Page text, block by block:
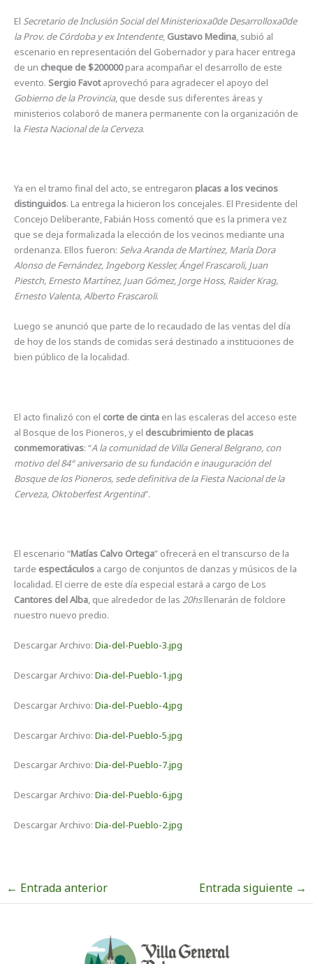
El Secretario de Inclusión Social del Ministerioxa0de Desarrolloxa0de
la Prov. de Córdoba y ex Intendente, Gustavo Medina, subió al
escenario en representación del Gobernador y para hacer entrega
de un cheque de $200000para acompañar el desarrollo de este
evento.Sergio Favotaprovechó para agradecer el apoyo del
Gobierno de la Provincia, que desde sus diferentes áreas y
ministerios colaboró de manera permanente con la organización de
la Fiesta Nacional de la Cerveza.
Ya en el tramo final del acto, se entregaronplacas a los vecinos
distinguidos. La entrega la hicieron los concejales. El Presidente del
Concejo Deliberante, Fabián Hoss comentó que es la primera vez
que se deja formalizada la elección de los vecinos mediante una
ordenanza. Ellos fueron: Selva Aranda de Martínez, María Dora
Alonso de Fernández, Ingeborg Kessler, Ángel Frascaroli, Juan
Piestch, Ernesto Martínez, Juan Gómez, Jorge Hoss, Raider Krag,
Ernesto Valenta, Alberto Frascaroli.
Luego se anunció que parte de lo recaudado de las ventas del día
de hoy de los stands de comidas será destinado a instituciones de
bien público de la localidad.
El acto finalizó con el corte de cinta en las escaleras del acceso este
al Bosque de los Pioneros, y el descubrimiento de placas
conmemorativas: “A la comunidad de Villa General Belgrano, con
motivo del 84° aniversario de su fundación e inauguración del
Bosque de los Pioneros, sede definitiva de la Fiesta Nacional de la
Cerveza, Oktoberfest Argentina”.
El escenario “Matías Calvo Ortega” ofrecerá en el transcurso de la
tarde espectáculos a cargo de conjuntos de danzas y músicos de la
localidad. El cierre de este día especial estará a cargo de Los
Cantores del Alba, que alrededor de las 20hsllenarán de folclore
nuestro nuevo predio.
Descargar Archivo:Dia-del-Pueblo-3.jpg
Descargar Archivo:Dia-del-Pueblo-1.jpg
Descargar Archivo:Dia-del-Pueblo-4.jpg
Descargar Archivo:Dia-del-Pueblo-5.jpg
Descargar Archivo:Dia-del-Pueblo-7.jpg
Descargar Archivo:Dia-del-Pueblo-6.jpg
Descargar Archivo:Dia-del-Pueblo-2.jpg
← Entrada anterior Entrada siguiente →